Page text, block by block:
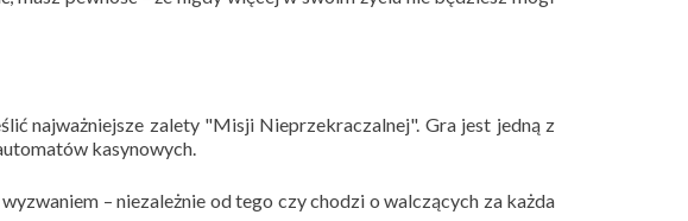
najważniejsze zalety "Misji Nieprzekraczalnej". Gra jest jedną z
kasynowych.
– niezależnie od tego czy chodzi o walczących za każda